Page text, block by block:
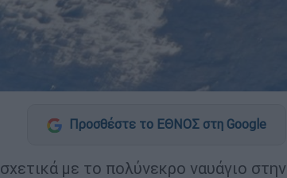
Προσθέστε το ΕΘΝΟΣ στη Google
σχετικά με το πολύνεκρο ναυάγιο στην